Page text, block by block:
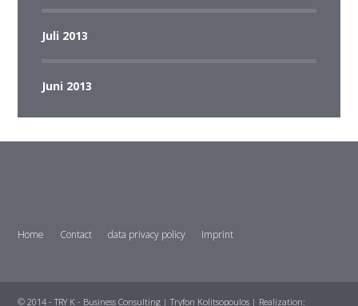
Juli 2013
Juni 2013
Home Contact data privacy policy Imprint
© 2014 - TRY K - Business Consulting | Tryfon Kolitsopoulos | Realization: